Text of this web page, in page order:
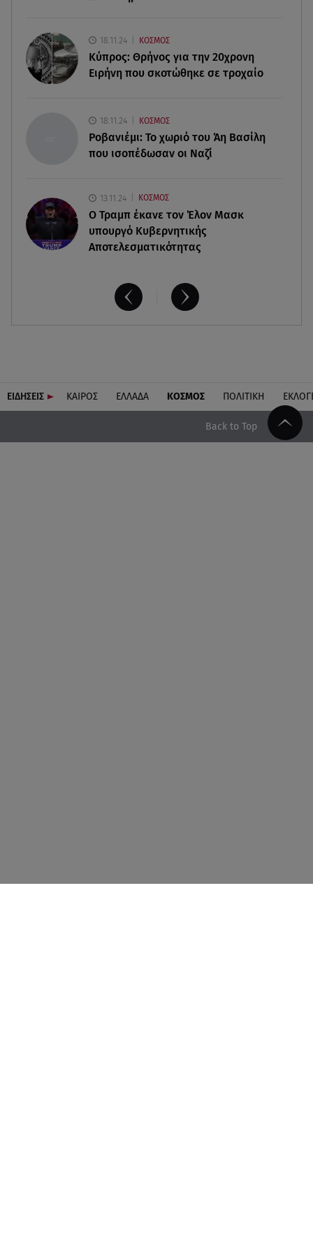
Αδιάβροχη μάσκαρα: αφαίρεσε την χωρίς να
09.08.26 , 13:47
Χούθι: «Χτύπησαν» διυλιστήριο της Aramco στη
Σαουδική Αραβία
09.08.26 , 13:31
Μήλος: Ελικόπτερο προσγειώθηκε στο
Σαρακήνικο
18.11.24 ΚΟΣΜΟΣ
Κύπρος: Θρήνος για την 20χρονη
Ειρήνη που σκοτώθηκε σε τροχαίο
18.11.24 ΚΟΣΜΟΣ
Ροβανιέμι: Το χωριό του Άη Βασίλη
που ισοπέδωσαν οι Ναζί
13.11.24 ΚΟΣΜΟΣ
O Τραμπ έκανε τον Έλον Μασκ
υπουργό Κυβερνητικής
Αποτελεσματικότητας
ΕΙΔΗΣΕΙΣ ΚΑΙΡΟΣ ΕΛΛΑΔΑ ΚΟΣΜΟΣ ΠΟΛΙΤΙΚΗ
Back to Top